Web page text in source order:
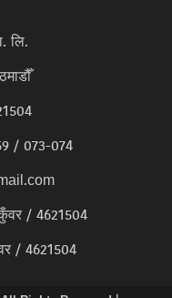
लि.
/ 073-074
/ 4621504
/ 4621504